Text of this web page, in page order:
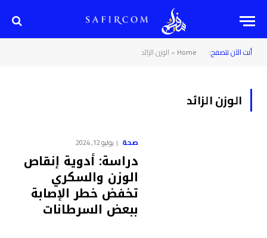
أنت الآن تتصفح: Home
» الوزن الزائد
الوزن الزائد
صحة يوليو 12, 2024
دراسة: أدوية إنقاص
الوزن والسكري
تخفض خطر الإصابة
ببعض السرطانات